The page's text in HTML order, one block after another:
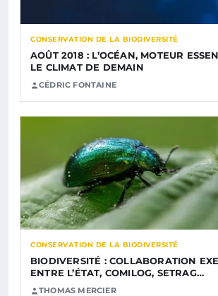
CONSERVATION DE LA BIODIVERSITÉ
AOÛT 2018 : L’OCÉAN, MOTEUR
LE CLIMAT DE DEMAIN
CÉDRIC FONTAINE
CONSERVATION DE LA BIODIVERSITÉ
BIODIVERSITÉ : COLLABORATION
ENTRE L’ÉTAT, COMILOG, SETRAG…
THOMAS MERCIER